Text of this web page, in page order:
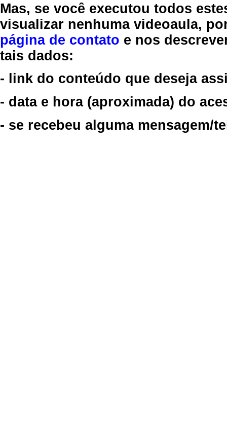
Mas, se você executou todos
visualizar nenhuma videoaula,
página de contato e nos
tais dados:
- link do conteúdo que deseja
- data e hora (aproximada) do
- se recebeu alguma mensagem/